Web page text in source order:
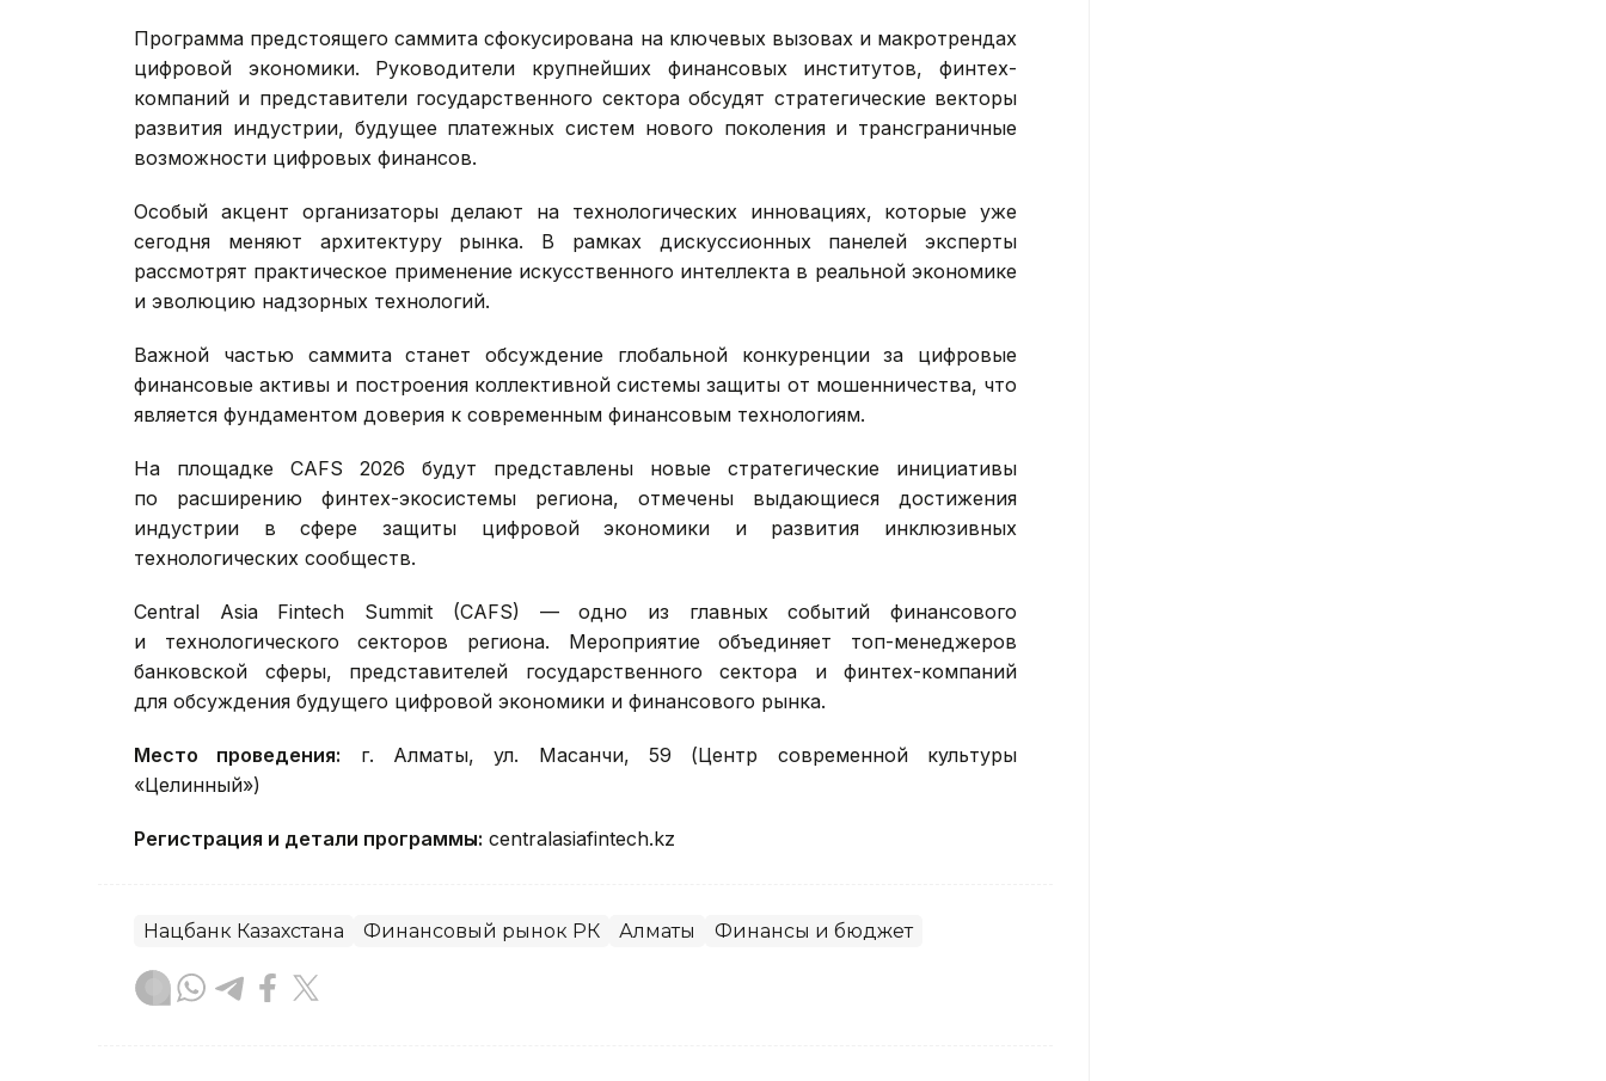
Программа предстоящего саммита сфокусирована на ключевых вызовах и макротрендах
цифровой экономики. Руководители крупнейших финансовых институтов, финтех-
компаний и представители государственного сектора обсудят стратегические векторы
развития индустрии, будущее платежных систем нового поколения и трансграничные
возможности цифровых финансов.
Особый акцент организаторы делают на технологических инновациях, которые уже
сегодня меняют архитектуру рынка. В рамках дискуссионных панелей эксперты
рассмотрят практическое применение искусственного интеллекта в реальной экономике
и эволюцию надзорных технологий.
Важной частью саммита станет обсуждение глобальной конкуренции за цифровые
финансовые активы и построения коллективной системы защиты от мошенничества, что
является фундаментом доверия к современным финансовым технологиям.
На площадке CAFS 2026 будут представлены новые стратегические инициативы
по расширению финтех-экосистемы региона, отмечены выдающиеся достижения
индустрии в сфере защиты цифровой экономики и развития инклюзивных
технологических сообществ.
Central Asia Fintech Summit (CAFS) — одно из главных событий финансового
и технологического секторов региона. Мероприятие объединяет топ-менеджеров
банковской сферы, представителей государственного сектора и финтех-компаний
для обсуждения будущего цифровой экономики и финансового рынка.
Место проведения: г. Алматы, ул. Масанчи, 59 (Центр современной культуры
«Целинный»)
Регистрация и детали программы: centralasiafintech.kz
Нацбанк Казахстана Финансовый рынок РК Алматы Финансы и бюджет